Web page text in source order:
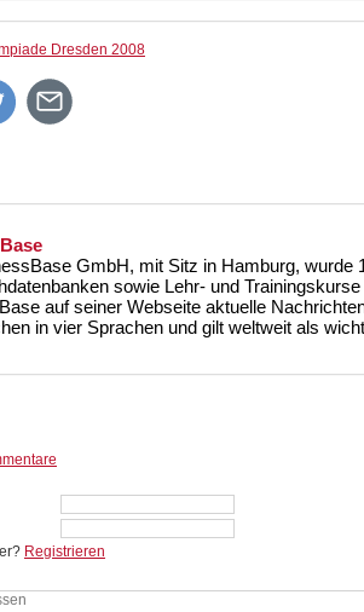
Dresden 2008
GmbH, mit Sitz in Hamburg, wurde
sowie Lehr- und
auf seiner Webseite aktuelle
in vier Sprachen und gilt weltweit als
Registrieren